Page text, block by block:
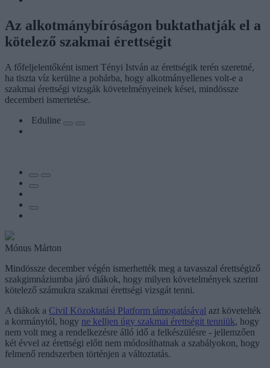
Az alkotmánybíróságon buktathatják el a
kötelező szakmai érettségit
A főfeljelentőként ismert Tényi István az érettségik terén szeretné,
ha tiszta víz kerülne a pohárba, hogy alkotmányellenes volt-e a
szakmai érettségi vizsgák követelményeinek kései, mindössze
decemberi ismertetése.
Eduline
Mónus Márton
Mindössze december végén ismerhették meg a tavasszal érettségiző
szakgimnáziumba járó diákok, hogy milyen követelmények szerint
kötelező számukra szakmai érettségi vizsgát tenni.
A diákok a Civil Közoktatási Platform támogatásával azt követelték
a kormánytól, hogy ne kelljen úgy szakmai érettségit tenniük, hogy
nem volt meg a rendelkezésre álló idő a felkészülésre - jellemzően
két évvel az érettségi előtt nem módosíthatnak a szabályokon, hogy
felmenő rendszerben történjen a változtatás.